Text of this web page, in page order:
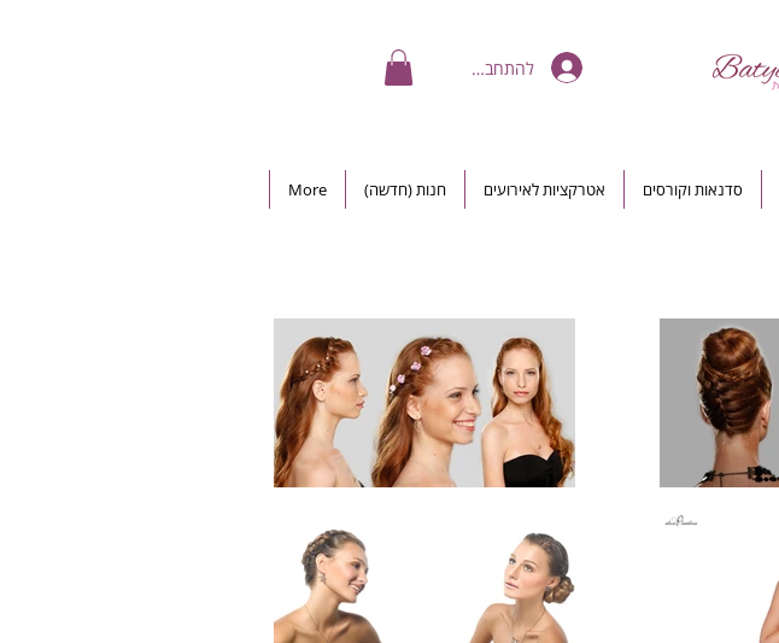
להתחברות
סדנאות וקורסים אטרקציות לאירועים חנות (חדשה) More